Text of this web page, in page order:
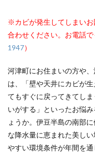
※カビが発生してしまい
合わせください。お電話
1947）
河津町にお住まいの方や
は、「壁や天井にカビが
てもすぐに戻ってきてし
いがする」といったお悩
ょうか。伊豆半島の南部
な降水量に恵まれた美し
やすい環境条件が年間を